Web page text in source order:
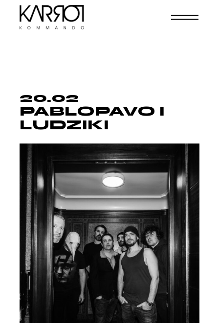
20.02
PABLOPAVO I
LUDZIKI